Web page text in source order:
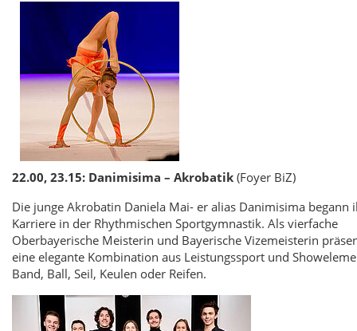
22.00, 23.15: Danimisima – Akrobatik (Foyer BiZ)
Die junge Akrobatin Daniela Mai- er alias Danimisima begann
Karriere in der Rhythmischen Sportgymnastik. Als vierfache
Oberbayerische Meisterin und Bayerische Vizemeisterin
eine elegante Kombination aus Leistungssport und
Band, Ball, Seil, Keulen oder Reifen.